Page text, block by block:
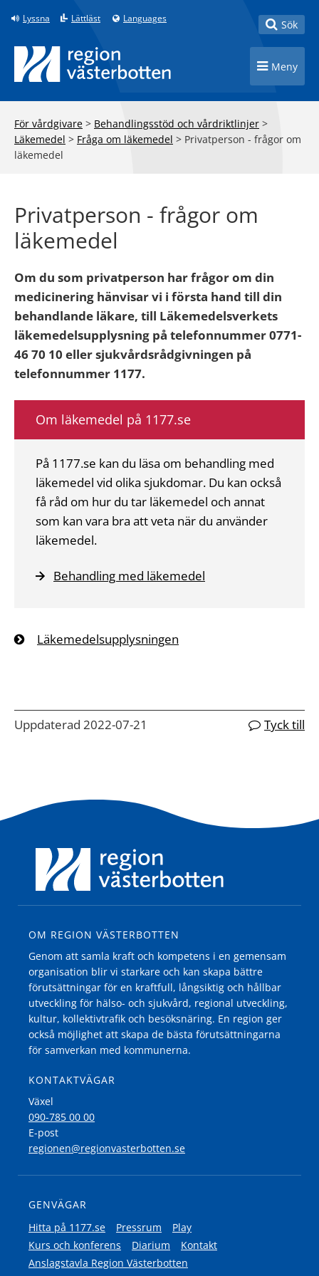
Till innehåll på sidan
Lyssna Lättläst Languages Toggle
Sök
Toggle
Meny
För vårdgivare > Behandlingsstöd och vårdriktlinjer >
Läkemedel > Fråga om läkemedel > Privatperson - frågor om
läkemedel
Privatperson - frågor om
läkemedel
Om du som privatperson har frågor om din
medicinering hänvisar vi i första hand till din
behandlande läkare, till Läkemedelsverkets
läkemedelsupplysning på telefonnummer 0771-
46 70 10 eller sjukvårdsrådgivningen på
telefonnummer 1177.
Om läkemedel på 1177.se
På 1177.se kan du läsa om behandling med
läkemedel vid olika sjukdomar. Du kan också
få råd om hur du tar läkemedel och annat
som kan vara bra att veta när du använder
läkemedel.
Behandling med läkemedel
Läkemedelsupplysningen
Uppdaterad 2022-07-21 Tyck till
OM REGION VÄSTERBOTTEN
Genom att samla kraft och kompetens i en gemensam
organisation blir vi starkare och kan skapa bättre
förutsättningar för en kraftfull, långsiktig och hållbar
utveckling för hälso- och sjukvård, regional utveckling,
kultur, kollektivtrafik och besöksnäring. En region ger
också möjlighet att skapa de bästa förutsättningarna
för samverkan med kommunerna.
KONTAKTVÄGAR
Växel
090-785 00 00
E-post
regionen@regionvasterbotten.se
GENVÄGAR
Hitta på 1177.se
Pressrum
Play
Kurs och konferens
Diarium
Kontakt
Anslagstavla Region Västerbotten